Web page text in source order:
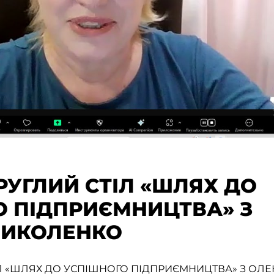
СТІЛ «ШЛЯХ ДО
ПІДПРИЄМНИЦТВА» З
«ШЛЯХ ДО УСПІШНОГО ПІДПРИЄМНИЦТВА» З